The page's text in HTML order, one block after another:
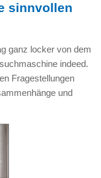
sinnvollen
ganz locker von dem
indeed.
Fragestellungen
und